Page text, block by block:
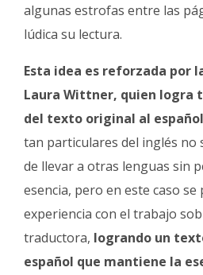
algunas estrofas entre las
lúdica su lectura.
Esta idea es reforzada por
Laura Wittner, quien logra
del texto original al español
tan particulares del inglés no
de llevar a otras lenguas sin
esencia, pero en este caso se
experiencia con el trabajo
traductora, logrando un
español que mantiene la